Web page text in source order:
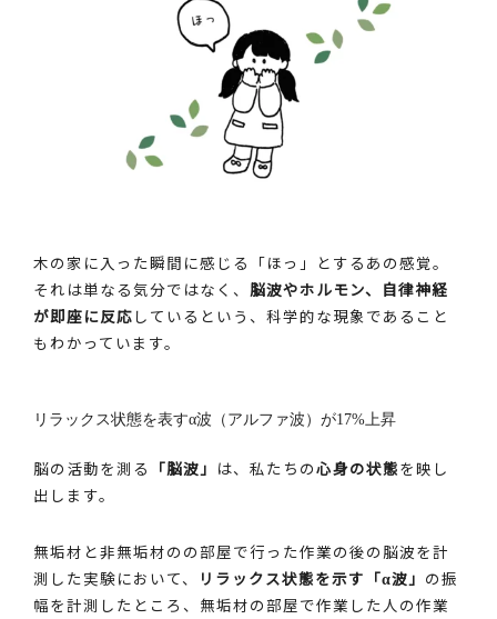
木の家に入った瞬間に感じる「ほっ」とするあの感覚。
それは単なる気分ではなく、脳波やホルモン、自律神経
が即座に反応 しているという、科学的な現象であること
もわかっています。
リラックス状態を表すα波（アルファ波）が17%上昇
脳の活動を測る 「脳波」 は、私たちの心身の状態を映し
出します。
無垢材と非無垢材のの部屋で行った作業の後の脳波を計
測した実験において、
リラックス状態を示す「α波」 の振
幅を計測したところ、無垢材の部屋で作業した人の作業